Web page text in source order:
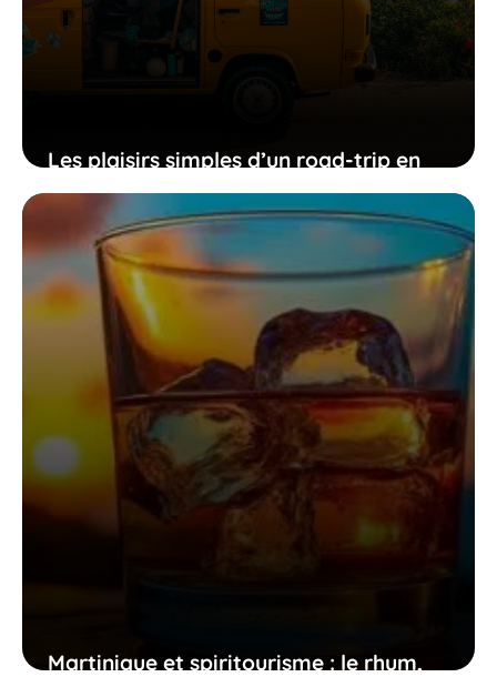
Les plaisirs simples d’un road-trip en
van en Guadeloupe : liberté, nature et
découverte
27 décembre 2025
Martinique et spiritourisme : le rhum,